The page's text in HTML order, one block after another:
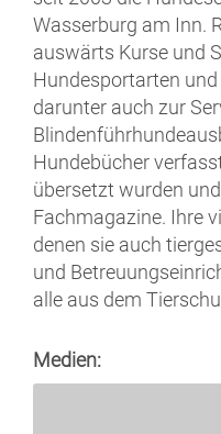
Wasserburg am Inn.
auswärts Kurse und
Hundesportarten
darunter auch zur
Hundebücher
übersetzt wurden
Fachmagazine. Ihre
denen sie auch
und
alle aus dem
Medien: